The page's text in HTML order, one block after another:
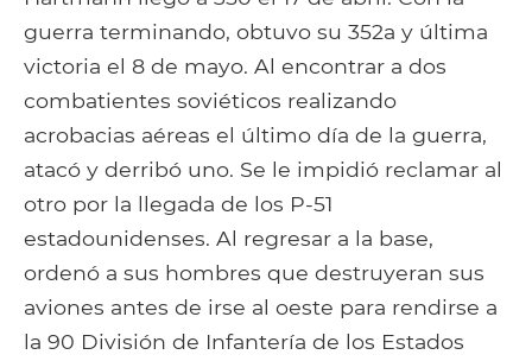
guerra terminando, obtuvo su 352a y última
victoria el 8 de mayo. Al encontrar a dos
combatientes soviéticos realizando
acrobacias aéreas el último día de la guerra,
atacó y derribó uno. Se le impidió reclamar al
otro por la llegada de los P-51
estadounidenses. Al regresar a la base,
ordenó a sus hombres que destruyeran sus
aviones antes de irse al oeste para rendirse a
la 90 División de Infantería de los Estados